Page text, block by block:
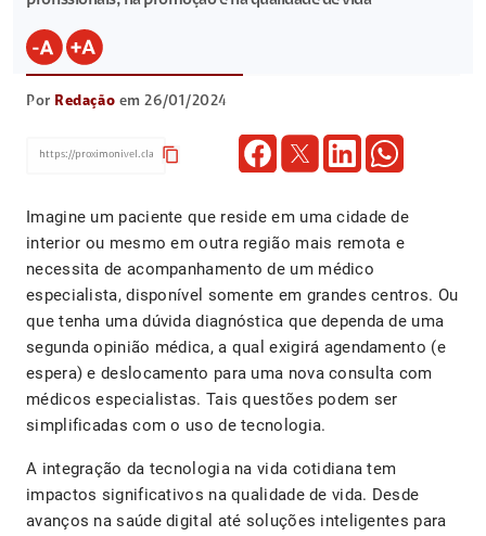
Por Redação em 26/01/2024
content_copy
Imagine um paciente que reside em uma cidade de
interior ou mesmo em outra região mais remota e
necessita de acompanhamento de um médico
especialista, disponível somente em grandes centros. Ou
que tenha uma dúvida diagnóstica que dependa de uma
segunda opinião médica, a qual exigirá agendamento (e
espera) e deslocamento para uma nova consulta com
médicos especialistas. Tais questões podem ser
simplificadas com o uso de tecnologia.
A integração da tecnologia na vida cotidiana tem
impactos significativos na qualidade de vida. Desde
avanços na saúde digital até soluções inteligentes para